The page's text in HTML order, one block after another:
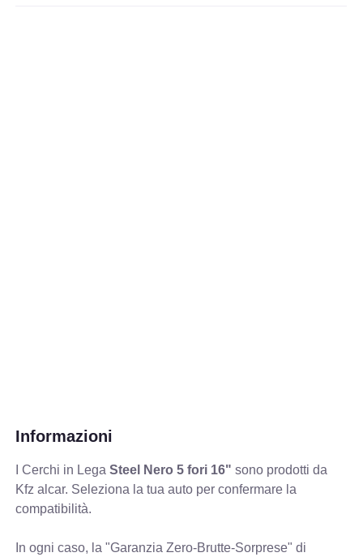
Informazioni
I Cerchi in LegaSteel Nero 5 fori 16" sono prodotti da
Kfz alcar. Seleziona la tua auto per confermare la
compatibilità.
In ogni caso, la "Garanzia Zero-Brutte-Sorprese" di